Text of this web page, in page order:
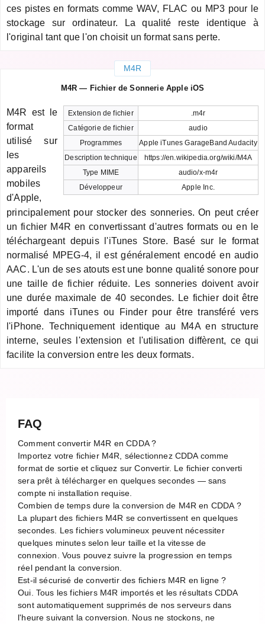
ces pistes en formats comme WAV, FLAC ou MP3 pour le
stockage sur ordinateur. La qualité reste identique à
l'original tant que l'on choisit un format sans perte.
M4R
M4R — Fichier de Sonnerie Apple iOS
Extension de fichier
.m4r
Catégorie de fichier
audio
Programmes
Apple iTunes GarageBand Audacity
Description technique
https://en.wikipedia.org/wiki/M4A
Type MIME
audio/x-m4r
Développeur
Apple Inc.
M4R est le
format
utilisé sur
les
appareils
mobiles
d'Apple,
principalement pour stocker des sonneries. On peut créer
un fichier M4R en convertissant d'autres formats ou en le
téléchargeant depuis l'iTunes Store. Basé sur le format
normalisé MPEG-4, il est généralement encodé en audio
AAC. L'un de ses atouts est une bonne qualité sonore pour
une taille de fichier réduite. Les sonneries doivent avoir
une durée maximale de 40 secondes. Le fichier doit être
importé dans iTunes ou Finder pour être transféré vers
l'iPhone. Techniquement identique au M4A en structure
interne, seules l'extension et l'utilisation diffèrent, ce qui
facilite la conversion entre les deux formats.
FAQ
Comment convertir M4R en CDDA ?
Importez votre fichier M4R, sélectionnez CDDA comme
format de sortie et cliquez sur Convertir. Le fichier converti
sera prêt à télécharger en quelques secondes — sans
compte ni installation requise.
Combien de temps dure la conversion de M4R en CDDA ?
La plupart des fichiers M4R se convertissent en quelques
secondes. Les fichiers volumineux peuvent nécessiter
quelques minutes selon leur taille et la vitesse de
connexion. Vous pouvez suivre la progression en temps
réel pendant la conversion.
Est-il sécurisé de convertir des fichiers M4R en ligne ?
Oui. Tous les fichiers M4R importés et les résultats CDDA
sont automatiquement supprimés de nos serveurs dans
l'heure suivant la conversion. Nous ne stockons, ne